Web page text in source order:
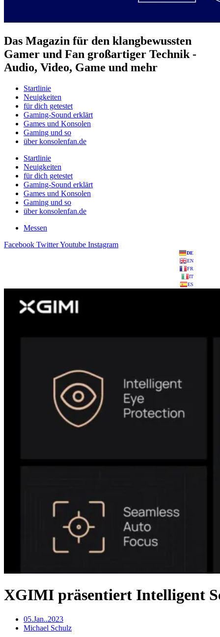
Das Magazin für den klangbewussten
Gamer und Fan großartiger Technik -
Audio, Video, Game und mehr
Startlinie
Neuigkeiten
für dich getestet
Gaming-Sound erklärt
Games und Konsolen
Gaming und so
über konsolenfan.de
Startlinie
Neuigkeiten
für dich getestet
Gaming-Sound erklärt
Games und Konsolen
Gaming und so
über konsolenfan.de
Messen
Facebook TwitterYoutube Instagram
DE
EN
FR
IT
ES
XGIMI präsentiert Intelligent
05.Jan..2023
Michael Schulz